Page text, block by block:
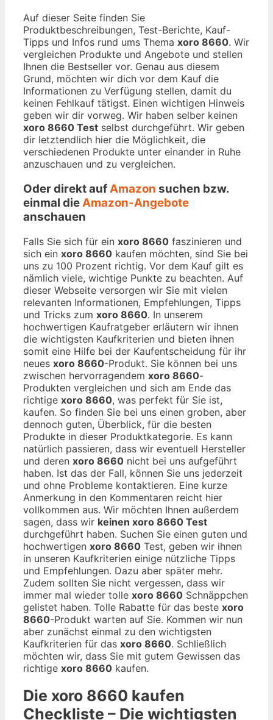
Auf dieser Seite finden Sie
Produktbeschreibungen, Test-Berichte, Kauf-
Tipps und Infos rund ums Thema xoro 8660. Wir
vergleichen Produkte und Angebote und stellen
Ihnen die Bestseller vor. Genau aus diesem
Grund, möchten wir dich vor dem Kauf die
Informationen zu Verfügung stellen, damit du
keinen Fehlkauf tätigst. Einen wichtigen Hinweis
geben wir dir vorweg. Wir haben selber keinen
xoro 8660 Test selbst durchgeführt. Wir geben
dir letztendlich hier die Möglichkeit, die
verschiedenen Produkte unter einander in Ruhe
anzuschauen und zu vergleichen.
Oder direkt aufAmazon suchen bzw.
einmal dieAmazon-Angebote
anschauen
Falls Sie sich für ein xoro 8660 faszinieren und
sich ein xoro 8660 kaufen möchten, sind Sie bei
uns zu 100 Prozent richtig. Vor dem Kauf gilt es
nämlich viele, wichtige Punkte zu beachten. Auf
dieser Webseite versorgen wir Sie mit vielen
relevanten Informationen, Empfehlungen, Tipps
und Tricks zum xoro 8660. In unserem
hochwertigen Kaufratgeber erläutern wir ihnen
die wichtigsten Kaufkriterien und bieten ihnen
somit eine Hilfe bei der Kaufentscheidung für ihr
neues xoro 8660-Produkt. Sie können bei uns
zwischen hervorragendem xoro 8660-
Produkten vergleichen und sich am Ende das
richtige xoro 8660, was perfekt für Sie ist,
kaufen. So finden Sie bei uns einen groben, aber
dennoch guten, Überblick, für die besten
Produkte in dieser Produktkategorie. Es kann
natürlich passieren, dass wir eventuell Hersteller
und deren xoro 8660 nicht bei uns aufgeführt
haben. Ist das der Fall, können Sie uns jederzeit
und ohne Probleme kontaktieren. Eine kurze
Anmerkung in den Kommentaren reicht hier
vollkommen aus. Wir möchten Ihnen außerdem
sagen, dass wir keinen xoro 8660 Test
durchgeführt haben. Suchen Sie einen guten und
hochwertigen xoro 8660 Test, geben wir ihnen
in unseren Kaufkriterien einige nützliche Tipps
und Empfehlungen. Dazu aber später mehr.
Zudem sollten Sie nicht vergessen, dass wir
immer mal wieder tolle xoro 8660 Schnäppchen
gelistet haben. Tolle Rabatte für das beste xoro
8660-Produkt warten auf Sie. Kommen wir nun
aber zunächst einmal zu den wichtigsten
Kaufkriterien für das xoro 8660. Schließlich
möchten wir, dass Sie mit gutem Gewissen das
richtige xoro 8660 kaufen.
Die xoro 8660 kaufen
Checkliste – Die wichtigsten